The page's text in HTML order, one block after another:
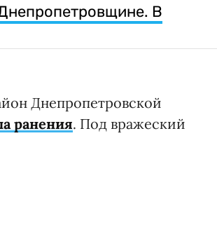
В
Днепропетровской
ранения. Под вражеский